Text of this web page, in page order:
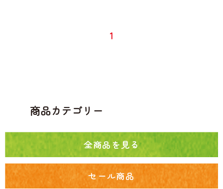
1
商品カテゴリー
全商品を見る
セール商品